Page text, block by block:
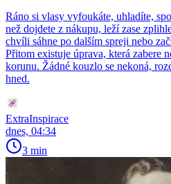
Ráno si vlasy vyfoukáte, uhladíte,
než dojdete z nákupu, leží zase
chvíli sáhne po dalším spreji nebo
Přitom existuje úprava, která zabere
korunu. Žádné kouzlo se nekoná,
hned.
ExtraInspirace
dnes, 04:34
3 min